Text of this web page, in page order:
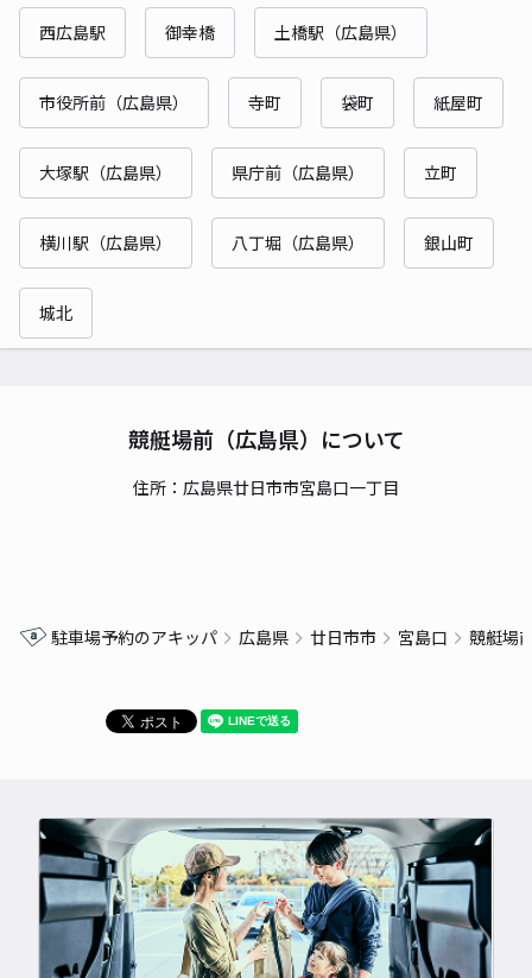
西広島駅 御幸橋 土橋駅（広島県）
市役所前（広島県） 寺町 袋町 紙屋町
大塚駅（広島県） 県庁前（広島県） 立町
横川駅（広島県） 八丁堀（広島県） 銀山町
城北
競艇場前（広島県）について
住所：広島県廿日市市宮島口一丁目
駐車場予約のアキッパ 広島県 廿日市市 宮島口 競艇場